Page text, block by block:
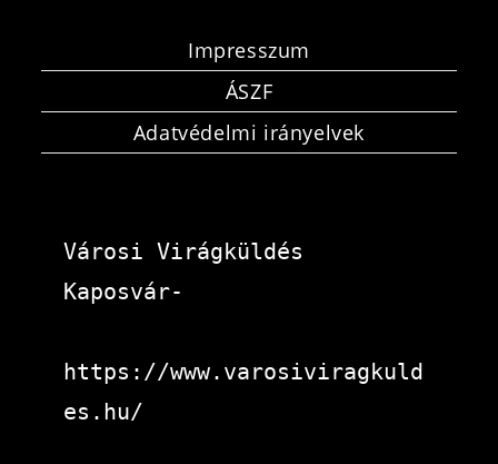
Impresszum
ÁSZF
Adatvédelmi irányelvek
Városi Virágküldés
Kaposvár-
https://www.varosiviragkuld
es.hu/